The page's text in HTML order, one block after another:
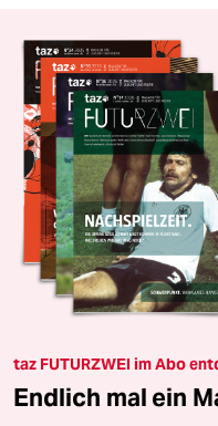
taz FUTURZWEI im Abo
Endlich mal ein